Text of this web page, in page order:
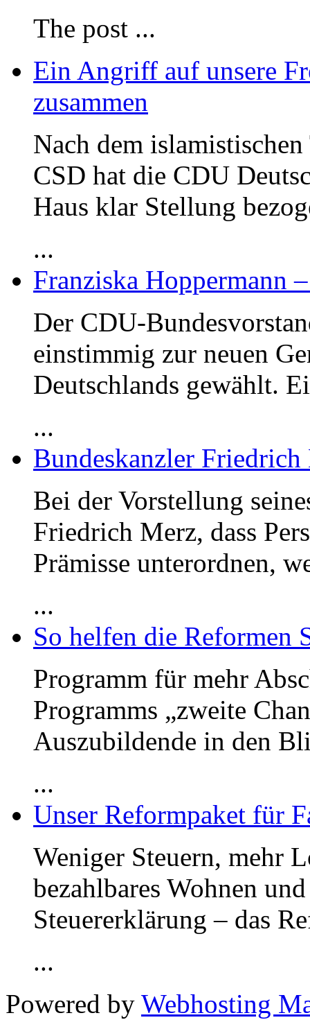
The post ...
Ein Angriff auf unsere
zusammen
Nach dem
CSD hat die CDU
Haus klar Stellung
...
Franziska Hoppermann
Der CDU-
einstimmig zur neuen
Deutschlands gewählt.
...
Bundeskanzler
Bei der Vorstellung
Friedrich Merz, dass
Prämisse unterordnen,
...
So helfen die Reformen
Programm für mehr
Programms „zweite
Auszubildende in den
...
Unser Reformpaket für
Weniger Steuern, mehr
bezahlbares Wohnen
Steuererklärung – das
...
Powered by Webhosting